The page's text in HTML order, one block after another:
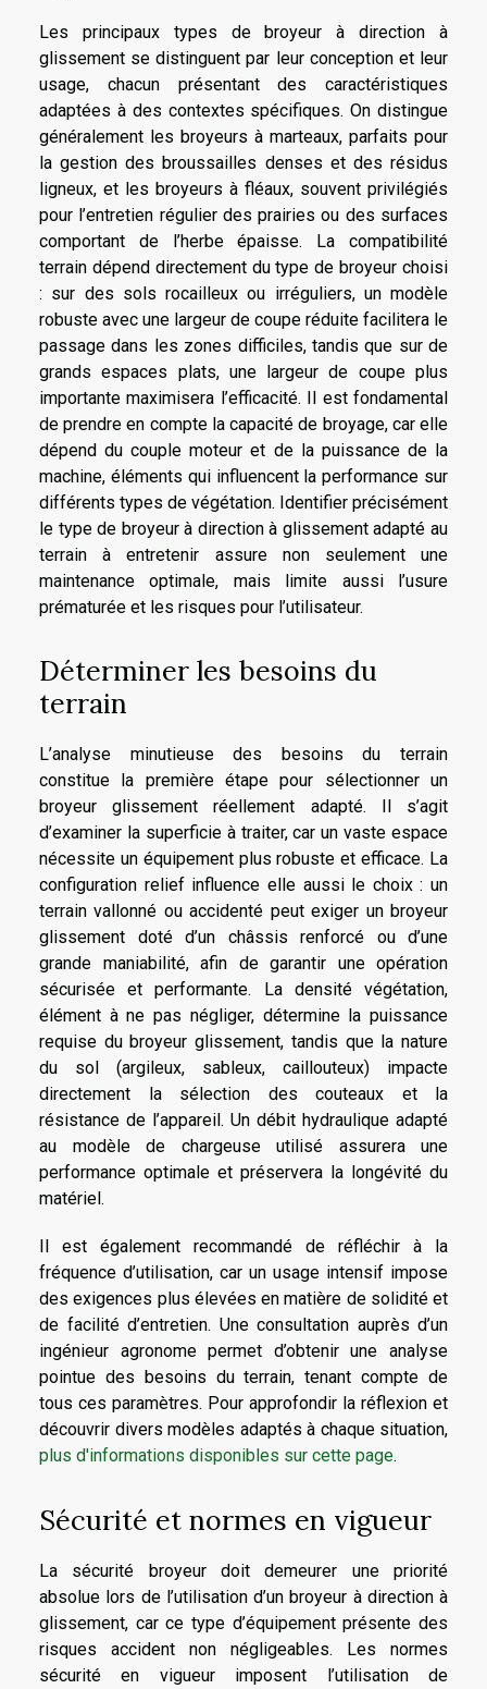
Les principaux types de broyeur à direction à
glissement se distinguent par leur conception et leur
usage, chacun présentant des caractéristiques
adaptées à des contextes spécifiques. On distingue
généralement les broyeurs à marteaux, parfaits pour
la gestion des broussailles denses et des résidus
ligneux, et les broyeurs à fléaux, souvent privilégiés
pour l’entretien régulier des prairies ou des surfaces
comportant de l’herbe épaisse. La compatibilité
terrain dépend directement du type de broyeur choisi
: sur des sols rocailleux ou irréguliers, un modèle
robuste avec une largeur de coupe réduite facilitera le
passage dans les zones difficiles, tandis que sur de
grands espaces plats, une largeur de coupe plus
importante maximisera l’efficacité. Il est fondamental
de prendre en compte la capacité de broyage, car elle
dépend du couple moteur et de la puissance de la
machine, éléments qui influencent la performance sur
différents types de végétation. Identifier précisément
le type de broyeur à direction à glissement adapté au
terrain à entretenir assure non seulement une
maintenance optimale, mais limite aussi l’usure
prématurée et les risques pour l’utilisateur.
Déterminer les besoins du
terrain
L’analyse minutieuse des besoins du terrain
constitue la première étape pour sélectionner un
broyeur glissement réellement adapté. Il s’agit
d’examiner la superficie à traiter, car un vaste espace
nécessite un équipement plus robuste et efficace. La
configuration relief influence elle aussi le choix : un
terrain vallonné ou accidenté peut exiger un broyeur
glissement doté d’un châssis renforcé ou d’une
grande maniabilité, afin de garantir une opération
sécurisée et performante. La densité végétation,
élément à ne pas négliger, détermine la puissance
requise du broyeur glissement, tandis que la nature
du sol (argileux, sableux, caillouteux) impacte
directement la sélection des couteaux et la
résistance de l’appareil. Un débit hydraulique adapté
au modèle de chargeuse utilisé assurera une
performance optimale et préservera la longévité du
matériel.
Il est également recommandé de réfléchir à la
fréquence d’utilisation, car un usage intensif impose
des exigences plus élevées en matière de solidité et
de facilité d’entretien. Une consultation auprès d’un
ingénieur agronome permet d’obtenir une analyse
pointue des besoins du terrain, tenant compte de
tous ces paramètres. Pour approfondir la réflexion et
découvrir divers modèles adaptés à chaque situation,
plus d'informations disponibles sur cette page.
Sécurité et normes en vigueur
La sécurité broyeur doit demeurer une priorité
absolue lors de l’utilisation d’un broyeur à direction à
glissement, car ce type d’équipement présente des
risques accident non négligeables. Les normes
sécurité en vigueur imposent l’utilisation de